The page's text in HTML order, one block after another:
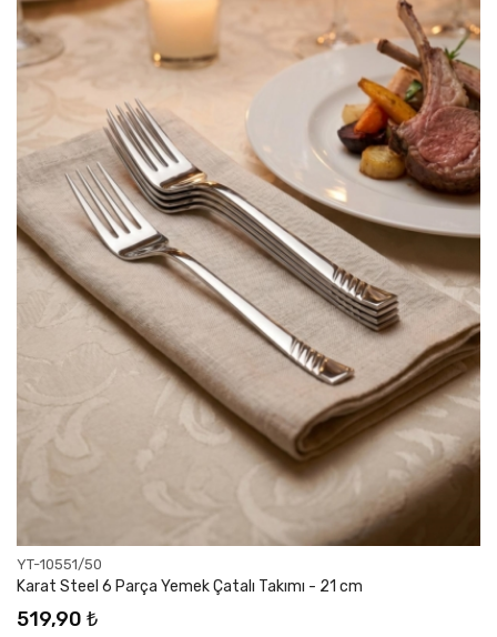
YT-10551/50
Karat Steel 6 Parça Yemek Çatalı Takımı - 21 cm
519,90 ₺